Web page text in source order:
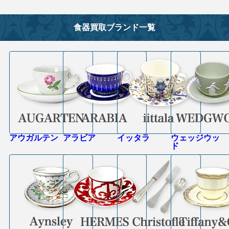
食器買取ブランド一覧
アウガルテン アラビア イッタラ
ウェッジウッ
ド